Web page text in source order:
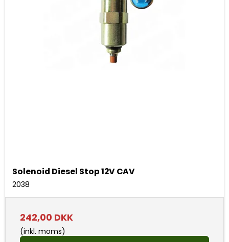
Solenoid Diesel Stop 12V CAV
2038
242,00 DKK
(inkl. moms)